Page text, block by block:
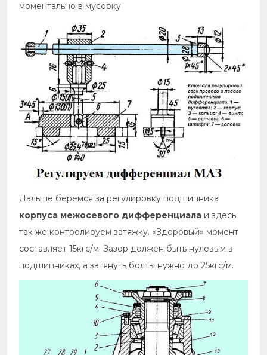
моментально в мусорку
Дальше беремся за регулировку подшипника
корпуса межосевого дифференциала и здесь
так же контролируем затяжку. «Здоровый» момент
составляет 15кгс/м. Зазор должен быть нулевым в
подшипниках, а затянуть болты нужно до 25кгс/м.